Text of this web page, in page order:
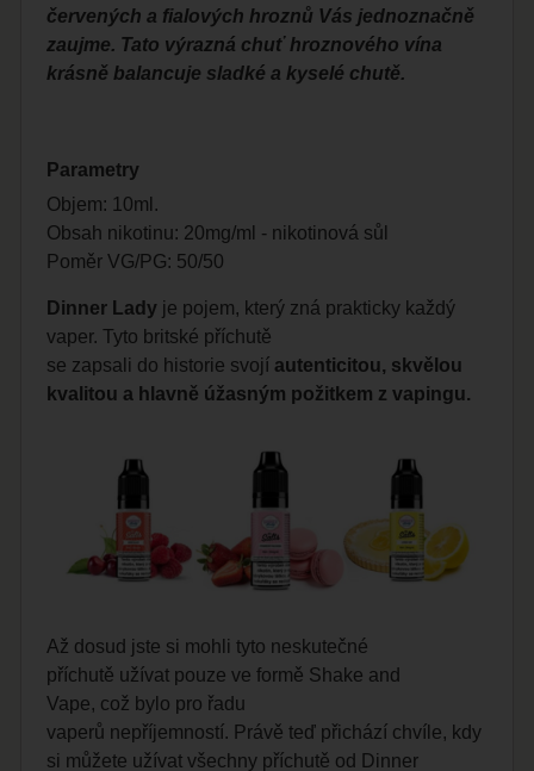
červených a fialových hroznů Vás jednoznačně
zaujme. Tato výrazná chuť hroznového vína
krásně balancuje sladké a kyselé chutě.
Parametry
Objem: 10ml.
Obsah nikotinu: 20mg/ml - nikotinová sůl
Poměr VG/PG: 50/50
Dinner Lady je pojem, který zná prakticky každý
vaper. Tyto britské příchutě
se zapsali do historie svojí autenticitou, skvělou
kvalitou a hlavně úžasným požitkem z vapingu.
Až dosud jste si mohli tyto neskutečné
příchutě užívat pouze ve formě Shake and
Vape, což bylo pro řadu
vaperů nepříjemností. Právě teď přichází chvíle, kdy
si můžete užívat všechny příchutě od Dinner